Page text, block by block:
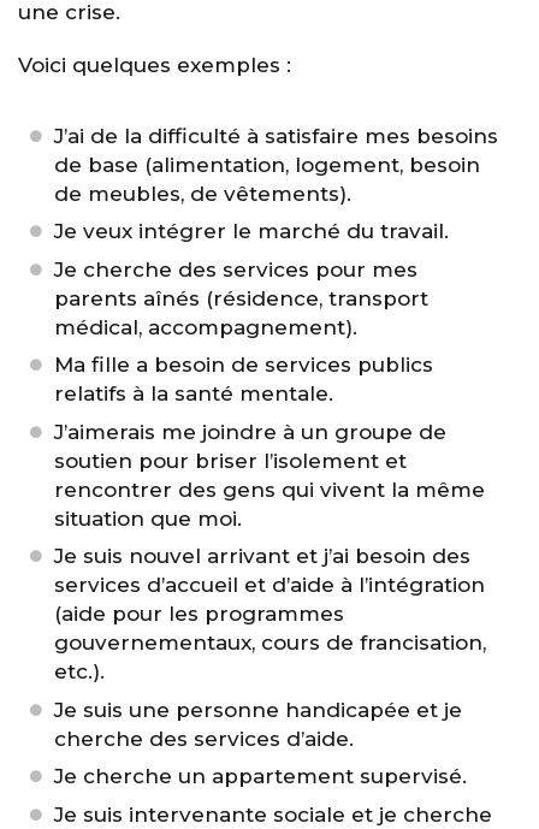
une crise.
Voici quelques exemples :
J’ai de la difficulté à satisfaire mes besoins
de base (alimentation, logement, besoin
de meubles, de vêtements).
Je veux intégrer le marché du travail.
Je cherche des services pour mes
parents aînés (résidence, transport
médical, accompagnement).
Ma fille a besoin de services publics
relatifs à la santé mentale.
J’aimerais me joindre à un groupe de
soutien pour briser l’isolement et
rencontrer des gens qui vivent la même
situation que moi.
Je suis nouvel arrivant et j’ai besoin des
services d’accueil et d’aide à l’intégration
(aide pour les programmes
gouvernementaux, cours de francisation,
etc.).
Je suis une personne handicapée et je
cherche des services d’aide.
Je cherche un appartement supervisé.
Je suis intervenante sociale et je cherche